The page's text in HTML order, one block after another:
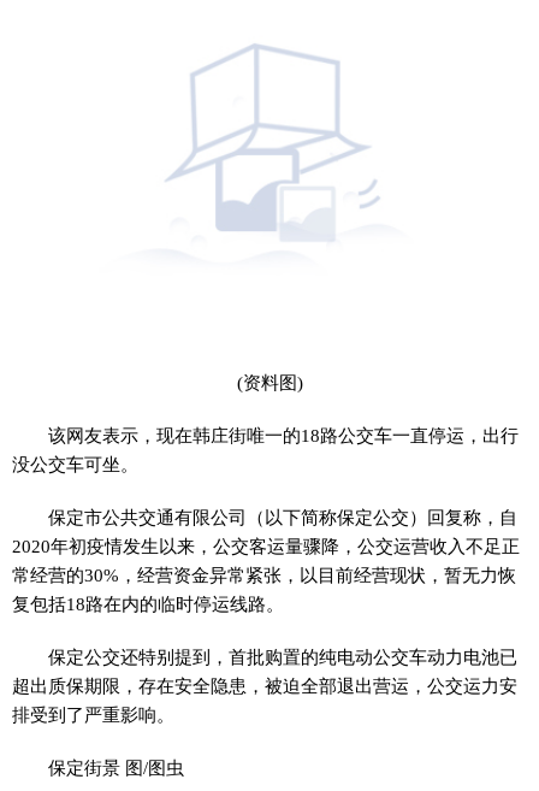
(资料图)
该网友表示，现在韩庄街唯一的18路公交车一直停运，出行
没公交车可坐。
保定市公共交通有限公司（以下简称保定公交）回复称，自
2020年初疫情发生以来，公交客运量骤降，公交运营收入不足正
常经营的30%，经营资金异常紧张，以目前经营现状，暂无力恢
复包括18路在内的临时停运线路。
保定公交还特别提到，首批购置的纯电动公交车动力电池已
超出质保期限，存在安全隐患，被迫全部退出营运，公交运力安
排受到了严重影响。
保定街景 图/图虫